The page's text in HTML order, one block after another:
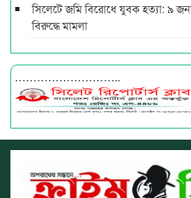
সিলেটে জমি বিরোধে যুবক হত্যা: ৯
বিরুদ্ধে মামলা
………………………..